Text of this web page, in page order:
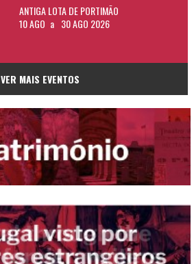
ANTIGA LOTA DE PORTIMÃO
10 AGO a 30 AGO 2026
VER MAIS EVENTOS